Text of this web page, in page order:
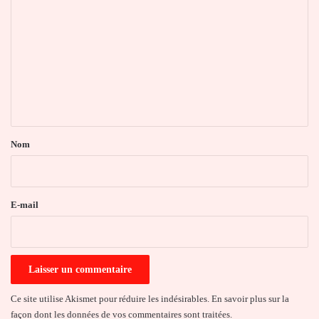
a
e
Nom
E-mail
Ce site utilise Akismet pour réduire les indésirables. En savoir plus sur la
façon dont les données de vos commentaires sont traitées.